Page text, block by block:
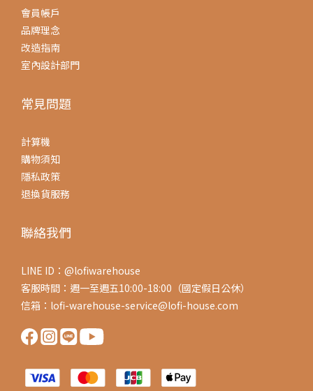
會員帳戶
品牌理念
改造指南
室內設計部門
常見問題
計算機
購物須知
隱私政策
退換貨服務
聯絡我們
LINE ID：@lofiwarehouse
客服時間：週一至週五10:00-18:00（國定假日公休）
信箱：lofi-warehouse-service@lofi-house.com